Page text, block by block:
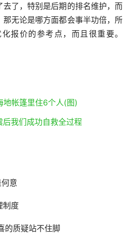
去了，特别是后期的排名维护，而
无论是哪方面都会事半功倍，所
报价的参考点，而且很重要。
地帐篷里住6个人(图)
后我们成功自救全过程
意
制度
的质疑站不住脚